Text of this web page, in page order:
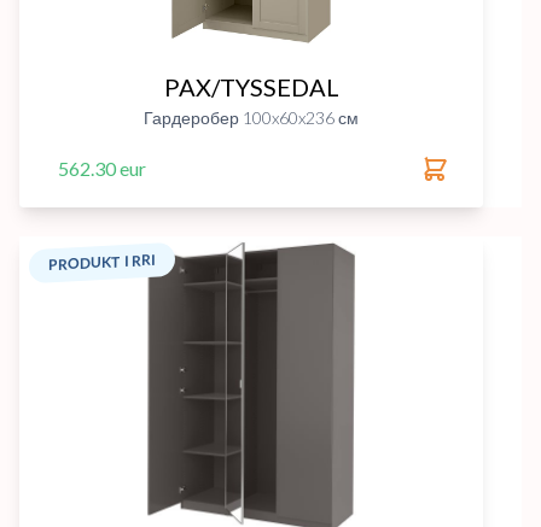
PAX/TYSSEDAL
Гардеробер 100x60x236 см
562.30 eur
PRODUKT I RRI